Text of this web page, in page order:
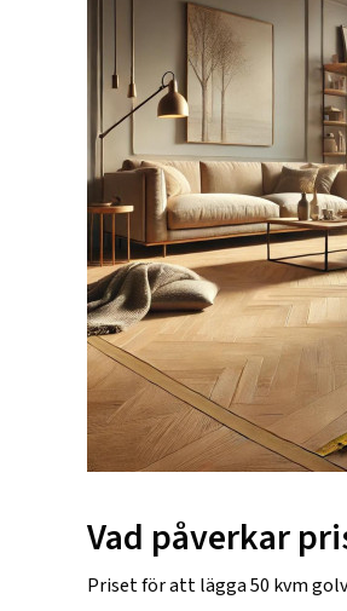
Vad påverkar
Priset för att lägga 50 kvm